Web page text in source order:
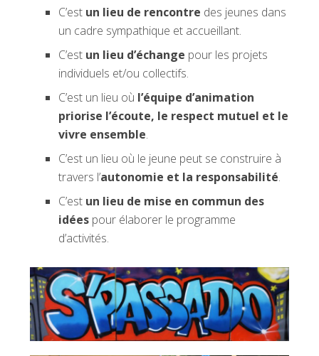
C’est un lieu de rencontre des jeunes dans
un cadre sympathique et accueillant.
C’est un lieu d’échange pour les projets
individuels et/ou collectifs.
C’est un lieu où l’équipe d’animation
priorise l’écoute, le respect mutuel et le
vivre ensemble.
C’est un lieu où le jeune peut se construire à
travers l’autonomie et la responsabilité.
C’est un lieu de mise en commun des
idées pour élaborer le programme
d’activités.